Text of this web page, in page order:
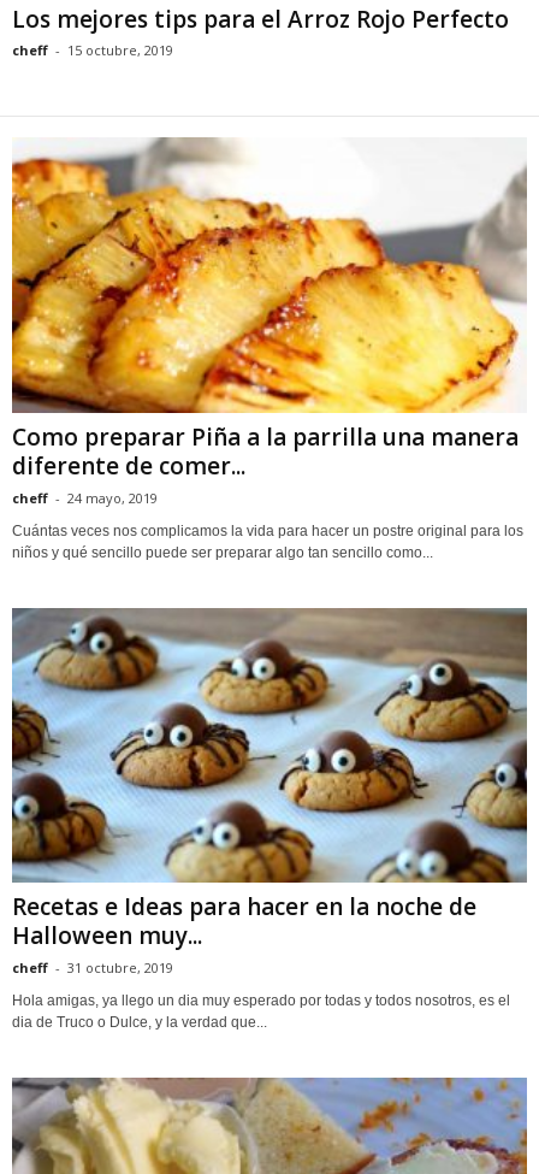
Los mejores tips para el Arroz Rojo Perfecto
cheff - 15 octubre, 2019
Como preparar Piña a la parrilla una manera
diferente de comer...
cheff - 24 mayo, 2019
Cuántas veces nos complicamos la vida para hacer un postre original para los
niños y qué sencillo puede ser preparar algo tan sencillo como...
Recetas e Ideas para hacer en la noche de
Halloween muy...
cheff - 31 octubre, 2019
Hola amigas, ya llego un dia muy esperado por todas y todos nosotros, es el
dia de Truco o Dulce, y la verdad que...